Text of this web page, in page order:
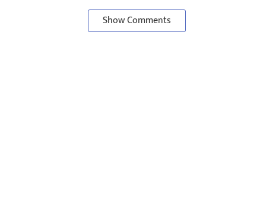
Show Comments